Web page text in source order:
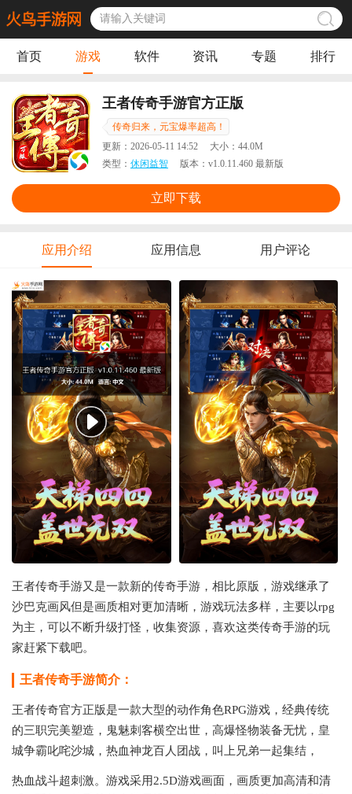
首页 游戏 软件 资讯 专题 排行
王者传奇手游官方正版
传奇归来，元宝爆率超高！
更新： 2026-05-11 14:52 大小： 44.0M
类型： 休闲益智 版本： v1.0.11.460 最新版
立即下载
应用介绍 应用信息 用户评论
王者传奇手游又是一款新的传奇手游，相比原版，游戏继承了
沙巴克画风但是画质相对更加清晰，游戏玩法多样，主要以rpg
为主，可以不断升级打怪，收集资源，喜欢这类传奇手游的玩
家赶紧下载吧。
王者传奇手游简介：
王者传奇官方正版是一款大型的动作角色RPG游戏，经典传统
的三职完美塑造，鬼魅刺客横空出世，高爆怪物装备无忧，皇
城争霸叱咤沙城，热血神龙百人团战，叫上兄弟一起集结，
热血战斗超刺激。游戏采用2.5D游戏画面，画质更加高清和清